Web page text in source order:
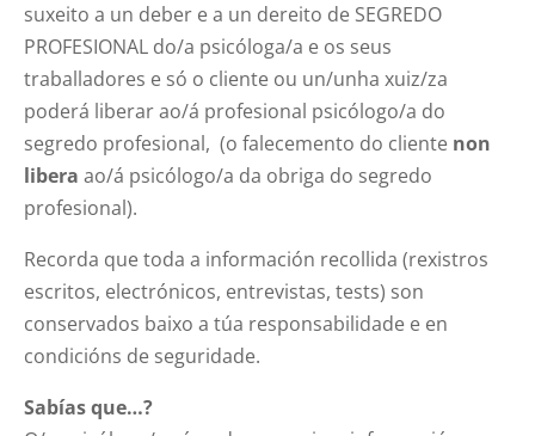
suxeito a un deber e a un dereito de SEGREDO
PROFESIONAL do/a psicóloga/a e os seus
traballadores e só o cliente ou un/unha xuiz/za
poderá liberar ao/á profesional psicólogo/a do
segredo profesional, (o falecemento do cliente non
libera ao/á psicólogo/a da obriga do segredo
profesional).
Recorda que toda a información recollida (rexistros
escritos, electrónicos, entrevistas, tests) son
conservados baixo a túa responsabilidade e en
condicións de seguridade.
Sabías que…?